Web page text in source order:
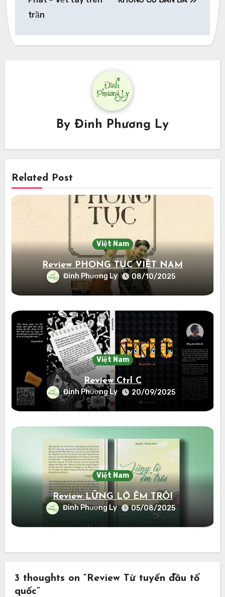
trần
By Đinh Phương Ly
Related Post
Việt Nam
Review PHONG TỤC VIỆT NAM
Đinh Phương Ly 08/10/2025
Việt Nam
Review Ctrl C
Đinh Phương Ly 20/09/2025
Việt Nam
Review LỮNG LỜ ÊM TRÔI
Đinh Phương Ly 05/08/2025
3 thoughts on “Review Từ tuyến đầu tổ
quốc”